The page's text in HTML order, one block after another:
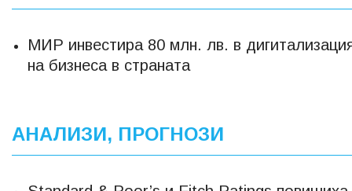
МИР инвестира 80 млн. лв. в
на бизнеса в страната
АНАЛИЗИ, ПРОГНОЗИ